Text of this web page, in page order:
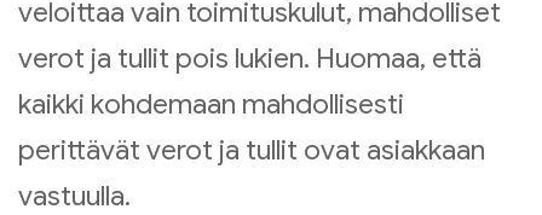
veloittaa vain toimituskulut, mahdolliset
verot ja tullit pois lukien. Huomaa, että
kaikki kohdemaan mahdollisesti
perittävät verot ja tullit ovat asiakkaan
vastuulla.